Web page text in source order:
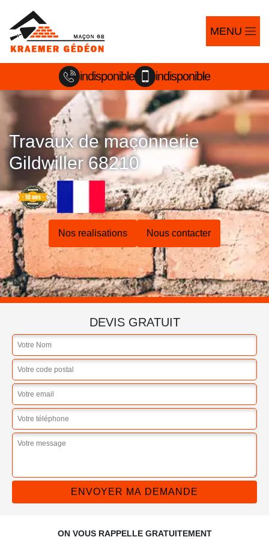
MENU
indisponible indisponible
Travaux de maçonnerie
Gildwiller 68210
Nos realisations Nous contacter
DEVIS GRATUIT
ON VOUS RAPPELLE GRATUITEMENT